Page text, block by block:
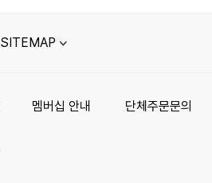
SITEMAP
멤버십 안내 단체주문문의